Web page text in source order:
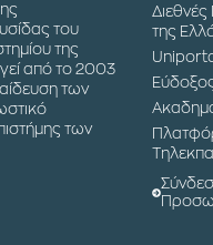
του
της
από το 2003
των
των
Διεθνές
της